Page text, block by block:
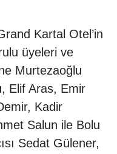
Kartal Otel’in
üyeleri ve
Murtezaoğlu
Elif Aras, Emir
Kadir
Salun ile Bolu
Sedat Gülener,